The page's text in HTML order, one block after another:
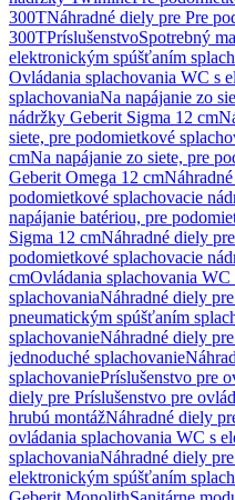
300TNáhradné diely pre Pre
300TPríslušenstvoSpotrebný
elektronickým spúšťaním
Ovládania splachovania WC s
splachovaniaNa napájanie zo
nádržky Geberit Sigma 12 cm
siete, pre podomietkové
cmNa napájanie zo siete, pre
Geberit Omega 12 cm
podomietkové splachovacie
napájanie batériou, pre
Sigma 12 cmNáhradné diely
podomietkové splachovacie
cmOvládania splachovania
splachovaniaNáhradné diely
pneumatickým spúšťaním
splachovanieNáhradné diely
jednoduché splachovanie
splachovaniePríslušenstvo pre
diely pre Príslušenstvo pre
hrubú montážNáhradné diely
ovládania splachovania WC s
splachovaniaNáhradné diely
elektronickým spúšťaním